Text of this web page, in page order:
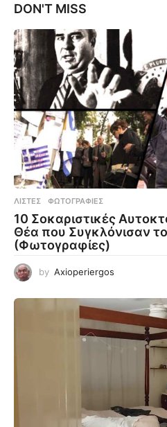
DON'T MISS
ΛΊΣΤΕΣ ,ΦΩΤΟΓΡΑΦΊΕΣ
10 Σοκαριστικές
Θέα που Συγκλόνισαν
(Φωτογραφίες)
by Axioperiergos